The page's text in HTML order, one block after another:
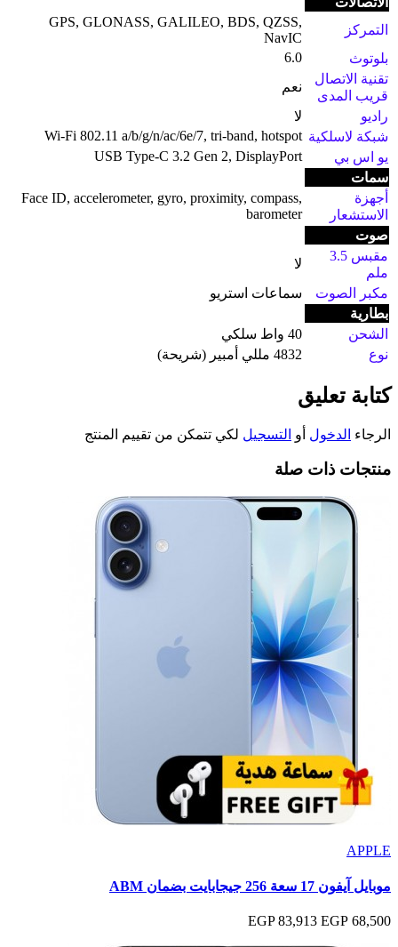
التمركز
GPS, GLONASS, GALILEO, BDS, QZSS,
NavIC
بلوتوث
6.0
تقنية الاتصال
قريب المدى
نعم
راديو
لا
شبكة لاسلكية Wi-Fi 802.11 a/b/g/n/ac/6e/7, tri-band, hotspot
يو اس بي
USB Type-C 3.2 Gen 2, DisplayPort
سمات
أجهزة
الاستشعار
Face ID, accelerometer, gyro, proximity, compass,
barometer
صوت
مقبس 3.5
ملم
لا
مكبر الصوت
سماعات استريو
بطارية
الشحن
40 واط سلكي
نوع
4832 مللي أمبير (شريحة)
كتابة تعليق
الرجاء الدخول أو التسجيل لكي تتمكن من تقييم المنتج
منتجات ذات صلة
APPLE
موبايل آيفون 17 سعة 256 جيجابايت بضمان ABM
68,500 EGP
83,913 EGP